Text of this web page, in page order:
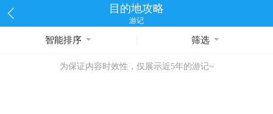
目的地攻略
游记
智能排序 筛选
为保证内容时效性，仅展示近5年的游记~